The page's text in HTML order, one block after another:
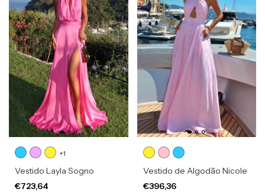
+1
Vestido Layla Sogno
€723,64
Vestido de Algodão Nicole
€396,36